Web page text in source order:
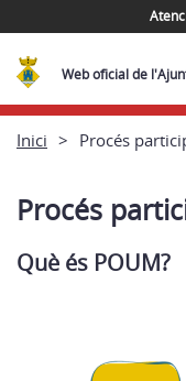
Web oficial de
Inici Procés
Procés
Què és POUM?